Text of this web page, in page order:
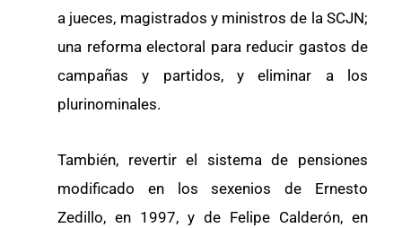
a jueces, magistrados y ministros de la SCJN;
una reforma electoral para reducir gastos de
campañas y partidos, y eliminar a los
plurinominales.
También, revertir el sistema de pensiones
modificado en los sexenios de Ernesto
Zedillo, en 1997, y de Felipe Calderón, en